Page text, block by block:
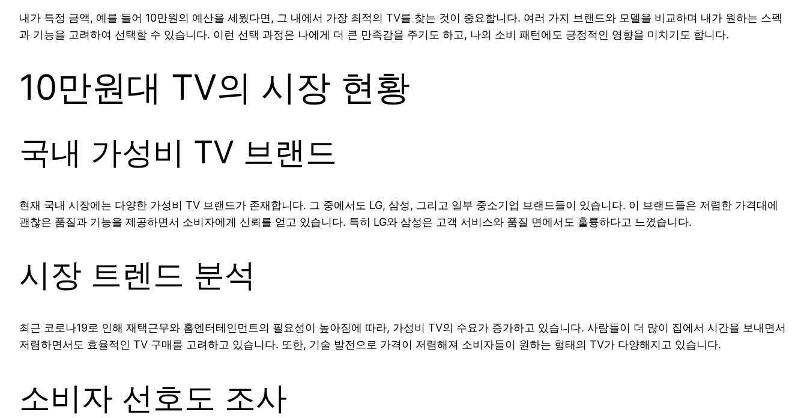
내가 특정 금액, 예를 들어 10만원의 예산을 세웠다면, 그 내에서 가장 최적의 TV를 찾는 것이 중요합니다. 여러 가지 브랜드와 모델을 비교하며 내가 원하는 스펙
과 기능을 고려하여 선택할 수 있습니다. 이런 선택 과정은 나에게 더 큰 만족감을 주기도 하고, 나의 소비 패턴에도 긍정적인 영향을 미치기도 합니다.
10만원대 TV의 시장 현황
국내 가성비 TV 브랜드
현재 국내 시장에는 다양한 가성비 TV 브랜드가 존재합니다. 그 중에서도 LG, 삼성, 그리고 일부 중소기업 브랜드들이 있습니다. 이 브랜드들은 저렴한 가격대에
괜찮은 품질과 기능을 제공하면서 소비자에게 신뢰를 얻고 있습니다. 특히 LG와 삼성은 고객 서비스와 품질 면에서도 훌륭하다고 느꼈습니다.
시장 트렌드 분석
최근 코로나19로 인해 재택근무와 홈엔터테인먼트의 필요성이 높아짐에 따라, 가성비 TV의 수요가 증가하고 있습니다. 사람들이 더 많이 집에서 시간을 보내면서
저렴하면서도 효율적인 TV 구매를 고려하고 있습니다. 또한, 기술 발전으로 가격이 저렴해져 소비자들이 원하는 형태의 TV가 다양해지고 있습니다.
소비자 선호도 조사